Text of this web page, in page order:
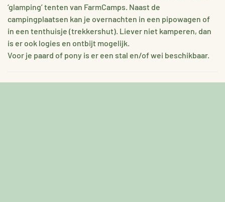
‘glamping’ tenten van FarmCamps. Naast de
campingplaatsen kan je overnachten in een pipowagen of
in een tenthuisje (trekkershut). Liever niet kamperen, dan
is er ook logies en ontbijt mogelijk.
Voor je paard of pony is er een stal en/of wei beschikbaar.